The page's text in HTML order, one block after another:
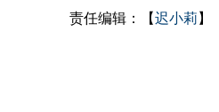
责任编辑：【迟小莉 】